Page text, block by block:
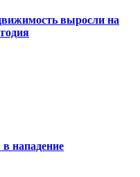
выросли на
нападение